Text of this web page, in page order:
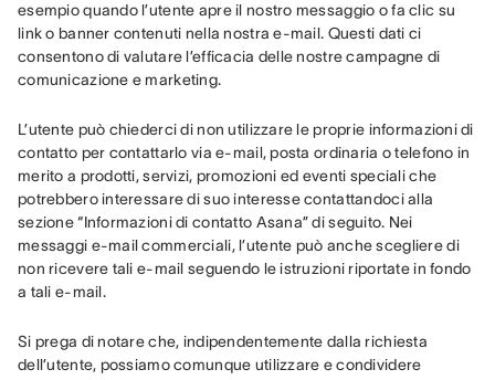
esempio quando l’utente apre il nostro messaggio o fa clic su
link o banner contenuti nella nostra e-mail. Questi dati ci
consentono di valutare l’efficacia delle nostre campagne di
comunicazione e marketing.
L’utente può chiederci di non utilizzare le proprie informazioni di
contatto per contattarlo via e-mail, posta ordinaria o telefono in
merito a prodotti, servizi, promozioni ed eventi speciali che
potrebbero interessare di suo interesse contattandoci alla
sezione “Informazioni di contatto Asana” di seguito. Nei
messaggi e-mail commerciali, l’utente può anche scegliere di
non ricevere tali e-mail seguendo le istruzioni riportate in fondo
a tali e-mail.
Si prega di notare che, indipendentemente dalla richiesta
dell’utente, possiamo comunque utilizzare e condividere